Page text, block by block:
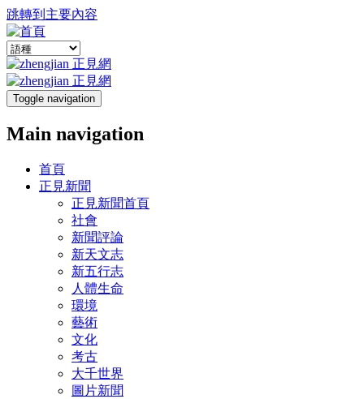
跳轉到主要內容
Toggle navigation
Main navigation
首頁
正見新聞
正見新聞首頁
社會
新聞評論
新天文志
新五行志
人體生命
環境
藝術
文化
考古
大千世界
圖片新聞